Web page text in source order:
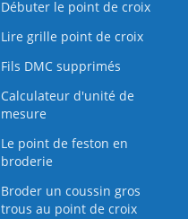
Débuter le point de croix
Lire grille point de croix
Fils DMC supprimés
Calculateur d'unité de
mesure
Le point de feston en
broderie
Broder un coussin gros
trous au point de croix